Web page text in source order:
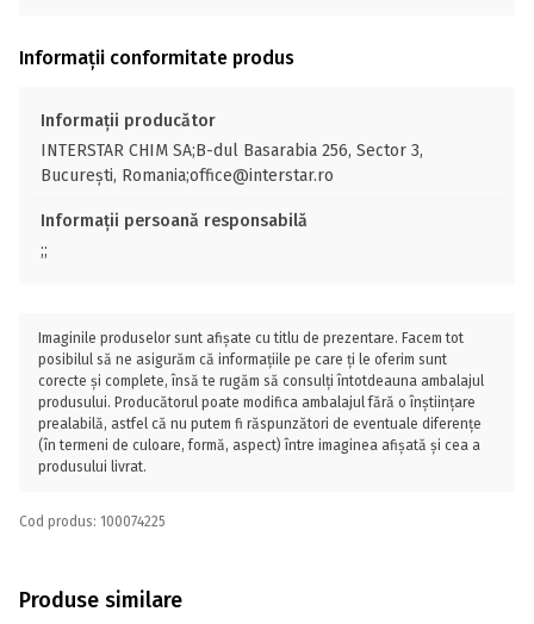
Informații conformitate produs
Informații producător
INTERSTAR CHIM SA;B-dul Basarabia 256, Sector 3,
București, Romania;office@interstar.ro
Informații persoană responsabilă
;;
Imaginile produselor sunt afișate cu titlu de prezentare. Facem tot
posibilul să ne asigurăm că informațiile pe care ți le oferim sunt
corecte și complete, însă te rugăm să consulți întotdeauna ambalajul
produsului. Producătorul poate modifica ambalajul fără o înștiințare
prealabilă, astfel că nu putem fi răspunzători de eventuale diferențe
(în termeni de culoare, formă, aspect) între imaginea afișată și cea a
produsului livrat.
Cod produs: 100074225
Produse similare